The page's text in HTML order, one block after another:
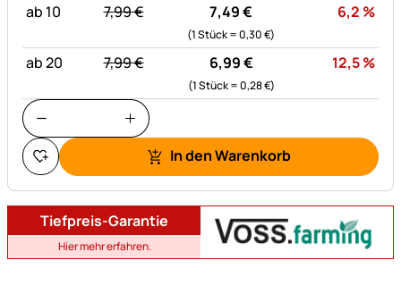
ab 10
statt:
7,99€ 7,49€
(1 Stück =0,30€)
6,2 %
ab 20 statt:
7,99€ 6,99€
(1 Stück =0,28€)
12,5%
In den Warenkorb
Tiefpreis-Garantie
Hier mehr erfahren.